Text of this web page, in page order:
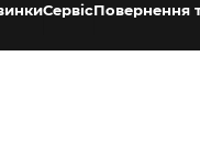
СервісПовернення